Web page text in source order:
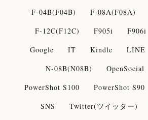
F-04B(F04B)
F-08A(F08A)
F-12C(F12C)
F905i F906i
Google
IT Kindle LINE
N-08B(N08B)
OpenSocial
PowerShot S100
PowerShot S90
SNS
Twitter(ツイッター)